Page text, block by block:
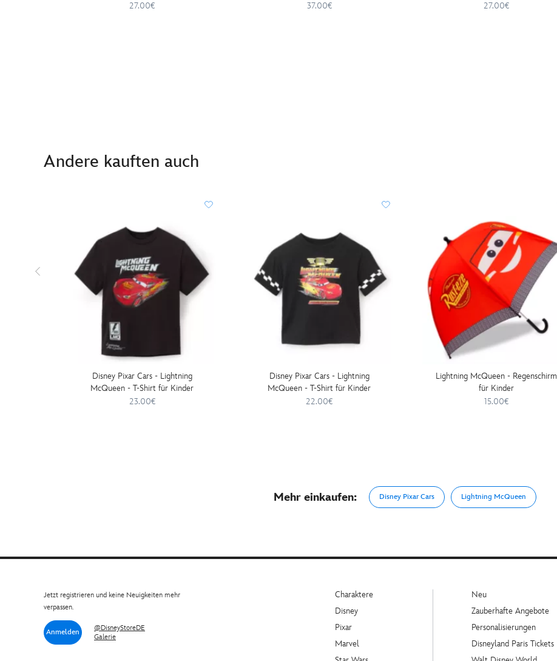
27.00€
37.00€
27.00€
Andere kauften auch
Disney Pixar Cars - Lightning
McQueen - T-Shirt für Kinder
23.00€
Disney Pixar Cars - Lightning
McQueen - T-Shirt für Kinder
22.00€
Lightning McQueen - Regenschirm
für Kinder
15.00€
Mehr einkaufen: Disney Pixar Cars Lightning McQueen
Jetzt registrieren und keine Neuigkeiten mehr
verpassen.
Anmelden
@DisneyStoreDE
Galerie
Charaktere
Disney
Pixar
Marvel
Neu
Zauberhafte Angebote
Personalisierungen
Disneyland Paris Tickets